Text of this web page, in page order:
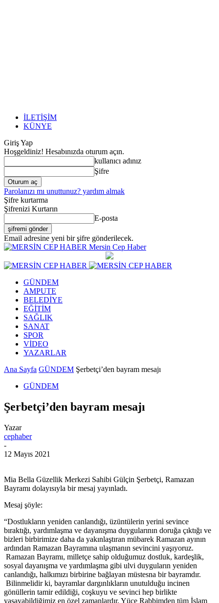
İLETİŞİM
KÜNYE
Giriş Yap
Hoşgeldiniz! Hesabınızda oturum açın.
kullanıcı adınız
Şifre
Parolanızı mı unuttunuz? yardım almak
Şifre kurtarma
Şifrenizi Kurtarın
E-posta
Email adresine yeni bir şifre gönderilecek.
Mersin Cep Haber
GÜNDEM
AMPUTE
BELEDİYE
EĞİTİM
SAĞLIK
SANAT
SPOR
VİDEO
YAZARLAR
Ana Sayfa GÜNDEM Şerbetçi’den bayram mesajı
GÜNDEM
Şerbetçi’den bayram mesajı
Yazar
cephaber
-
12 Mayıs 2021
Mia Bella Güzellik Merkezi Sahibi Gülçin Şerbetçi, Ramazan
Bayramı dolayısıyla bir mesaj yayınladı.
Mesaj şöyle:
“Dostlukların yeniden canlandığı, üzüntülerin yerini sevince
bıraktığı, yardımlaşma ve dayanışma duygularının doruğa çıktığı ve
bizleri birbirimize daha da yakınlaştıran mübarek Ramazan ayının
ardından Ramazan Bayramına ulaşmanın sevincini yaşıyoruz.
Ramazan Bayramı, milletçe sahip olduğumuz dostluk, kardeşlik,
sosyal dayanışma ve yardımlaşma gibi ulvi duyguların yeniden
canlandığı, halkımızı birbirine bağlayan müstesna bir bayramdır.
Bilinmelidir ki, bayramlar dargınlıkların unutulduğu incinen
gönüllerin tamir edildiği, coşkuyu ve sevinci hep birlikte
yaşayabildiğimiz en özel zamanlardır. Yüce Rabbimden tüm İslam